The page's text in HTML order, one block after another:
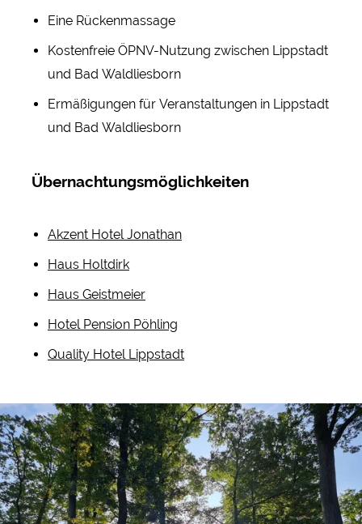
Eine Rückenmassage
Kostenfreie ÖPNV-Nutzung zwischen Lippstadt
und Bad Waldliesborn
Ermäßigungen für Veranstaltungen in Lippstadt
und Bad Waldliesborn
Übernachtungsmöglichkeiten
Akzent Hotel Jonathan
Haus Holtdirk
Haus Geistmeier
Hotel Pension Pöhling
Quality Hotel Lippstadt